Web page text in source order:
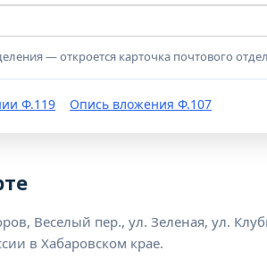
— откроется карточка почтового
Ф.119 Опись вложения Ф.107
Веселый пер., ул. Зеленая, ул.
в Хабаровском крае.